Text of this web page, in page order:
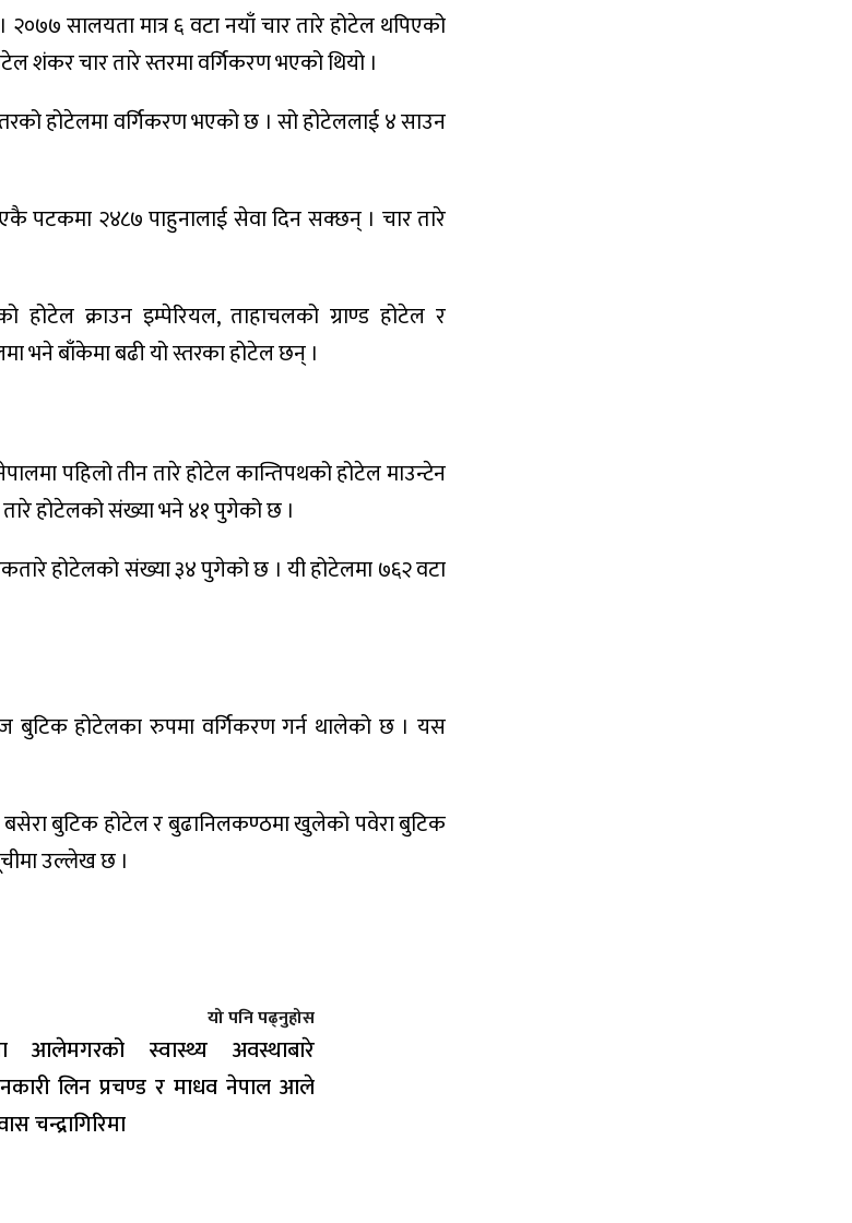
सालयता मात्र ६ वटा नयाँ चार तारे होटेल थपिएको
शंकर चार तारे स्तरमा वर्गिकरण भएको थियो ।
होटेलमा वर्गिकरण भएको छ । सो होटेललाई ४ साउन
पटकमा २४८७ पाहुनालाई सेवा दिन सक्छन् । चार तारे
होटेल क्राउन इम्पेरियल, ताहाचलको ग्राण्ड होटेल र
भने बाँकेमा बढी यो स्तरका होटेल छन् ।
पहिलो तीन तारे होटेल कान्तिपथको होटेल माउन्टेन
होटेलको संख्या भने ४१ पुगेको छ ।
होटेलको संख्या ३४ पुगेको छ । यी होटेलमा ७६२ वटा
बुटिक होटेलका रुपमा वर्गिकरण गर्न थालेको छ । यस
बुटिक होटेल र बुढानिलकण्ठमा खुलेको पवेरा बुटिक
उल्लेख छ ।
यो पनि पढ्नुहोस
आलेमगरको स्वास्थ्य अवस्थाबारे
लिन प्रचण्ड र माधव नेपाल आले
चन्द्रागिरिमा